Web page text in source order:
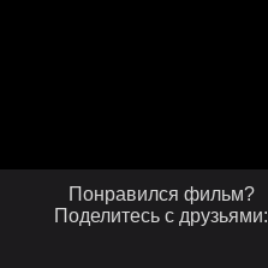
Понравился фильм?
Поделитесь с друзьями: